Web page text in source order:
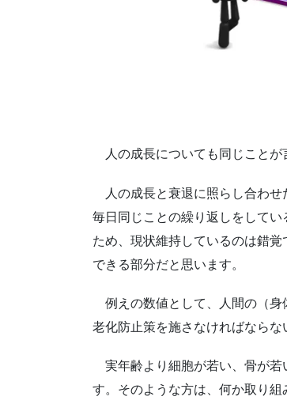
人の成長についても同じこと
人の成長と衰退に照らし合わ
毎日同じことの繰り返しをして
ため、現状維持しているのは錯
できる部分だと思います。
例えの数値として、人間の（
老化防止策を施さなければならな
実年齢より細胞が若い、骨が
す。そのような方は、何か取り